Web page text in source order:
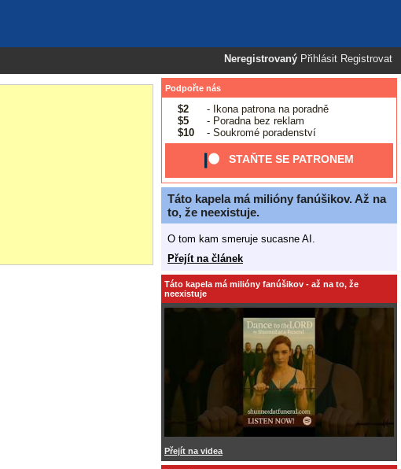
Neregistrovaný Přihlásit Registrovat
Podpořte nás
$2
- Ikona patrona na poradně
$5
- Poradna bez reklam
$10
- Soukromé poradenství
STAŇTE SE PATRONEM
Táto kapela má milióny fanúšikov. Až na
to, že neexistuje.
O tom kam smeruje sucasne AI.
Přejít na článek
Táto kapela má milióny fanúšikov - až na to, že
neexistuje
Přejít na videa